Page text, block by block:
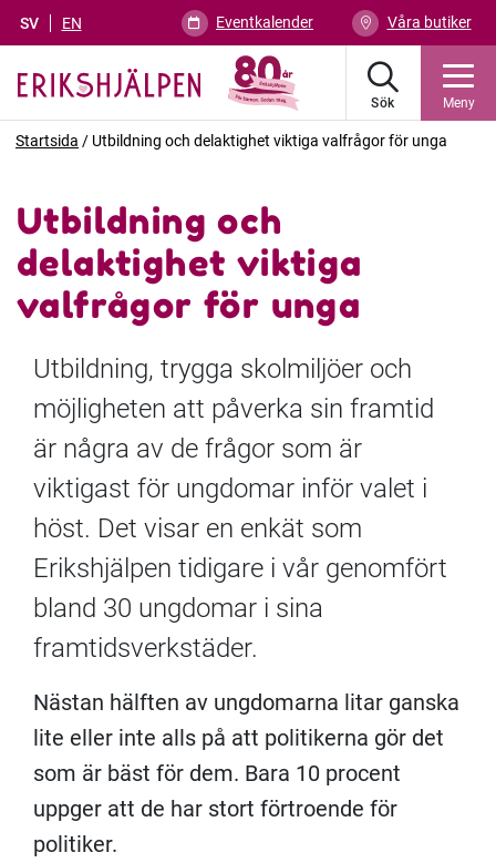
SV EN Eventkalender Våra butiker
Sök Meny
Startsida / Utbildning och delaktighet viktiga valfrågor för unga
Utbildning och
delaktighet viktiga
valfrågor för unga
Utbildning, trygga skolmiljöer och
möjligheten att påverka sin framtid
är några av de frågor som är
viktigast för ungdomar inför valet i
höst. Det visar en enkät som
Erikshjälpen tidigare i vår genomfört
bland 30 ungdomar i sina
framtidsverkstäder.
Nästan hälften av ungdomarna litar ganska
lite eller inte alls på att politikerna gör det
som är bäst för dem. Bara 10 procent
uppger att de har stort förtroende för
politiker.